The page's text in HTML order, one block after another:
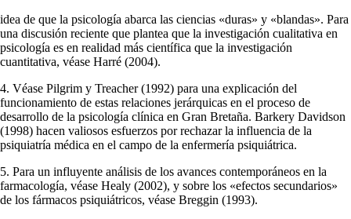
idea de que la psicología abarca las ciencias «duras» y «blandas». Para
una dis­cusión reciente que plantea que la investigación cualitativa en
psicología es en realidad más científica que la investigación
cuantitativa, véase Harré (2004).
4. Véase Pilgrim y Treacher (1992) para una explicación del
funcionamiento de estas relaciones jerárquicas en el proceso de
desarrollo de la psicología clínica en Gran Bretaña. Barkery Davidson
(1998) hacen valiosos esfuerzos por rechazar la influen­cia de la
psiquiatría médica en el campo de la enfermería psiquiátrica.
5. Para un influyente análisis de los avances contemporáneos en la
farmacología, véase Healy (2002), y sobre los «efectos secundarios»
de los fármacos psiquiá­tricos, véase Breggin (1993).